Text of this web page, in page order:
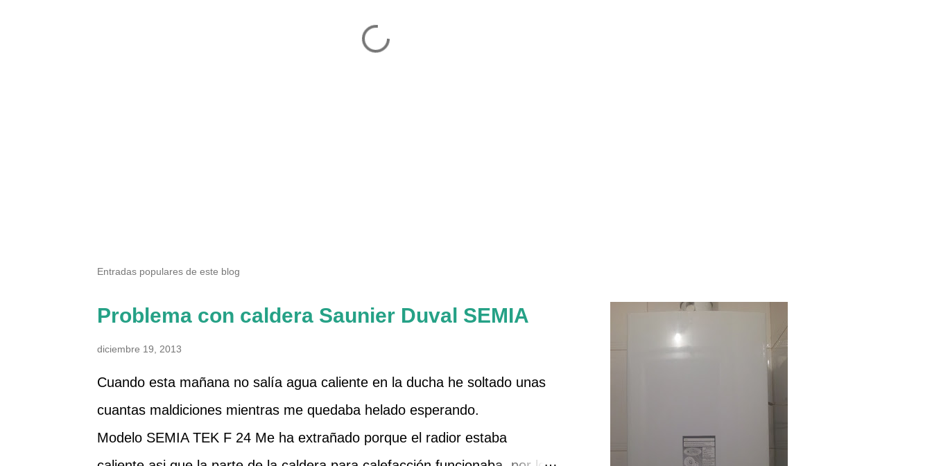
Entradas populares de este blog
Problema con caldera Saunier Duval SEMIA
diciembre 19, 2013
Cuando esta mañana no salía agua caliente en la ducha he soltado unas
cuantas maldiciones mientras me quedaba helado esperando.
Modelo SEMIA TEK F 24 Me ha extrañado porque el radior estaba